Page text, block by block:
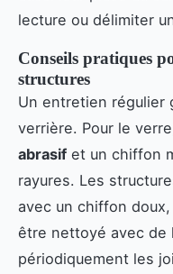
lecture ou délimiter
Conseils pratiques
structures
Un entretien régulier
verrière. Pour le
abrasif et un chiffon
rayures. Les
avec un chiffon doux,
être nettoyé avec de
périodiquement les